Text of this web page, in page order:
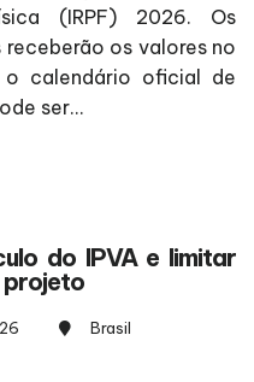
(IRPF) 2026. Os
os valores no
calendário oficial de
ser...
do IPVA e limitar
projeto
Brasil